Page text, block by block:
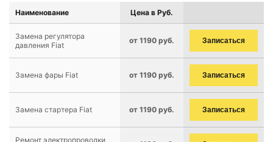
Наименование Цена в Руб.
Замена регулятора
давления Fiat
от 1190 руб. Записаться
Замена фары Fiat от 1190 руб. Записаться
Замена стартера Fiat от 1190 руб. Записаться
Ремонт электропроводки